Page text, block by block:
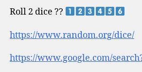
Roll 2 dice ??
https://www.random.org/dice/
https://www.google.com/